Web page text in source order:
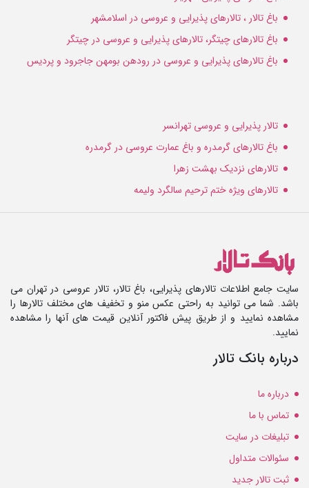
باغ تالار ، تالارهای پذیرایی و عروسی در اسلامشهر
باغ تالارهای چیتگر، تالارهای پذیرایی و عروسی در چیتگر
باغ تالارهای پذیرایی و عروسی در رودهن بومهن جاجرود و پردیس
تالار پذیرایی و عروسی تهرانسر
باغ تالارهای گرمدره و باغ عمارت عروسی در گرمدره
تالارهای نزدیک بهشت زهرا
تالارهای ویژه ختم ترحیم سالگرد ولیمه
سایت جامع اطلاعات تالارهای پذیرایی، باغ تالار، تالار عروسی در تهران می
باشد. شما می توانید به راحتی عکس منو و تخفیف های مختلف تالارها را
مشاهده نمایید و از طریق پیش فاکتور آنلاین قیمت های آنها را مشاهده
نمایید.
درباره بانک تالار
درباره ما
تماس با ما
تبلیغات در سایت
سئوالات متداول
ثبت تالار جدید